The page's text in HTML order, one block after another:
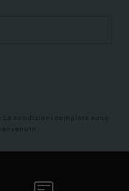
condizioni complete sono